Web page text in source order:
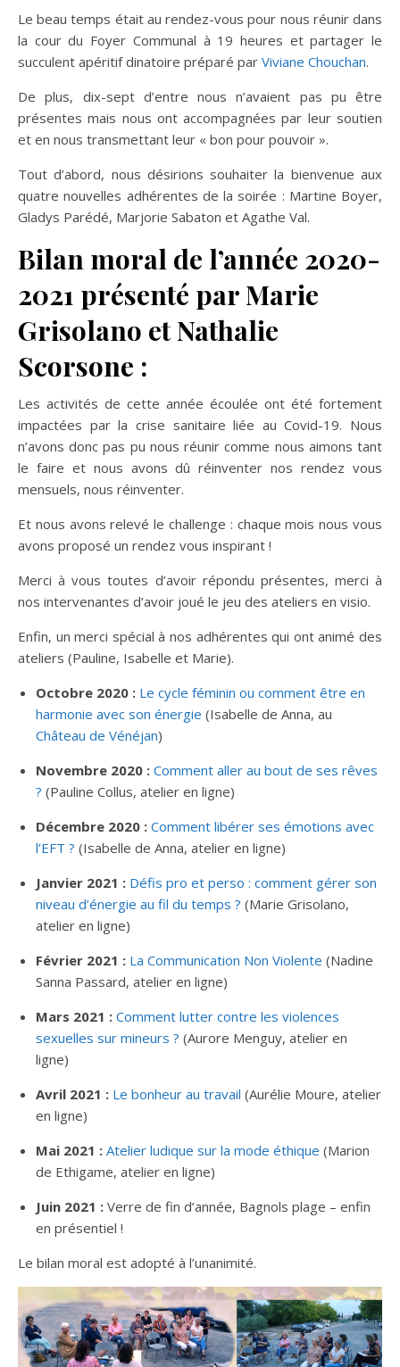
Le beau temps était au rendez-vous pour nous réunir dans
la cour du Foyer Communal à 19 heures et partager le
succulent apéritif dinatoire préparé par Viviane Chouchan.
De plus, dix-sept d’entre nous n’avaient pas pu être
présentes mais nous ont accompagnées par leur soutien
et en nous transmettant leur « bon pour pouvoir ».
Tout d’abord, nous désirions souhaiter la bienvenue aux
quatre nouvelles adhérentes de la soirée : Martine Boyer,
Gladys Parédé, Marjorie Sabaton et Agathe Val.
Bilan moral de l’année 2020-
2021 présenté par Marie
Grisolano et Nathalie
Scorsone :
Les activités de cette année écoulée ont été fortement
impactées par la crise sanitaire liée au Covid-19. Nous
n’avons donc pas pu nous réunir comme nous aimons tant
le faire et nous avons dû réinventer nos rendez vous
mensuels, nous réinventer.
Et nous avons relevé le challenge : chaque mois nous vous
avons proposé un rendez vous inspirant !
Merci à vous toutes d’avoir répondu présentes, merci à
nos intervenantes d’avoir joué le jeu des ateliers en visio.
Enfin, un merci spécial à nos adhérentes qui ont animé des
ateliers (Pauline, Isabelle et Marie).
Octobre 2020 : Le cycle féminin ou comment être en
harmonie avec son énergie (Isabelle de Anna, au
Château de Vénéjan)
Novembre 2020 : Comment aller au bout de ses rêves
? (Pauline Collus, atelier en ligne)
Décembre 2020 : Comment libérer ses émotions avec
l’EFT ? (Isabelle de Anna, atelier en ligne)
Janvier 2021 : Défis pro et perso : comment gérer son
niveau d’énergie au fil du temps ? (Marie Grisolano,
atelier en ligne)
Février 2021 : La Communication Non Violente (Nadine
Sanna Passard, atelier en ligne)
Mars 2021 : Comment lutter contre les violences
sexuelles sur mineurs ? (Aurore Menguy, atelier en
ligne)
Avril 2021 : Le bonheur au travail (Aurélie Moure, atelier
en ligne)
Mai 2021 : Atelier ludique sur la mode éthique (Marion
de Ethigame, atelier en ligne)
Juin 2021 : Verre de fin d’année, Bagnols plage – enfin
en présentiel !
Le bilan moral est adopté à l’unanimité.